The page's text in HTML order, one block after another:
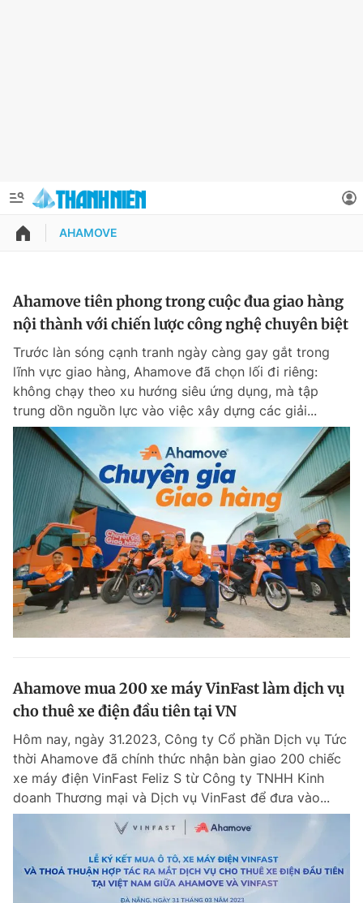
QUẢNG CÁO
Chuyên mục khác
Chào ngày mới Tin 24h
Tin thị trường Tin 360
Video Magazine
Sản phẩm khác
Tiện ích Bạn cần biết
Đọc Thanh Niên trên điện thoại
Theo dõi báo trên
Thông tin tài khoản
Đổi mật khẩu
Tin đã lưu
Tin đã xem
Đăng xuất
AHAMOVE
Ahamove tiên phong trong cuộc đua giao hàng
nội thành với chiến lược công nghệ chuyên biệt
Trước làn sóng cạnh tranh ngày càng gay gắt trong
lĩnh vực giao hàng, Ahamove đã chọn lối đi riêng:
không chạy theo xu hướng siêu ứng dụng, mà tập
trung dồn nguồn lực vào việc xây dựng các giải...
Ahamove mua 200 xe máy VinFast làm dịch vụ
cho thuê xe điện đầu tiên tại VN
Hôm nay, ngày 31.2023, Công ty Cổ phần Dịch vụ Tức
thời Ahamove đã chính thức nhận bàn giao 200 chiếc
xe máy điện VinFast Feliz S từ Công ty TNHH Kinh
doanh Thương mại và Dịch vụ VinFast để đưa vào...